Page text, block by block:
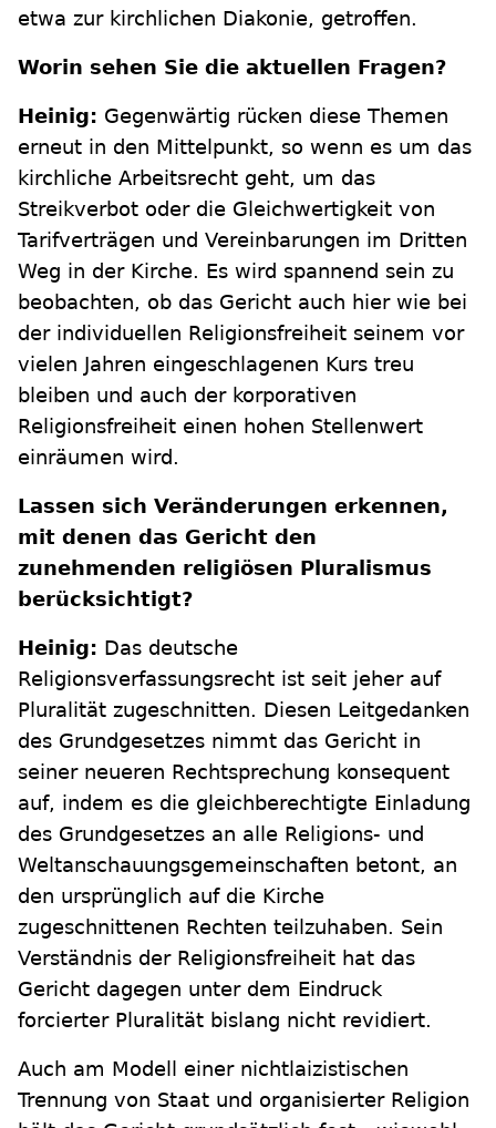
etwa zur kirchlichen Diakonie, getroffen.
Worin sehen Sie die aktuellen Fragen?
Heinig: Gegenwärtig rücken diese Themen
erneut in den Mittelpunkt, so wenn es um das
kirchliche Arbeitsrecht geht, um das
Streikverbot oder die Gleichwertigkeit von
Tarifverträgen und Vereinbarungen im Dritten
Weg in der Kirche. Es wird spannend sein zu
beobachten, ob das Gericht auch hier wie bei
der individuellen Religionsfreiheit seinem vor
vielen Jahren eingeschlagenen Kurs treu
bleiben und auch der korporativen
Religionsfreiheit einen hohen Stellenwert
einräumen wird.
Lassen sich Veränderungen erkennen,
mit denen das Gericht den
zunehmenden religiösen Pluralismus
berücksichtigt?
Heinig: Das deutsche
Religionsverfassungsrecht ist seit jeher auf
Pluralität zugeschnitten. Diesen Leitgedanken
des Grundgesetzes nimmt das Gericht in
seiner neueren Rechtsprechung konsequent
auf, indem es die gleichberechtigte Einladung
des Grundgesetzes an alle Religions- und
Weltanschauungsgemeinschaften betont, an
den ursprünglich auf die Kirche
zugeschnittenen Rechten teilzuhaben. Sein
Verständnis der Religionsfreiheit hat das
Gericht dagegen unter dem Eindruck
forcierter Pluralität bislang nicht revidiert.
Auch am Modell einer nichtlaizistischen
Trennung von Staat und organisierter Religion